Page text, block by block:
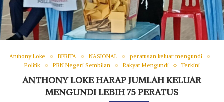
Anthony Loke BERITA NASIONAL
peratusan keluar mengundi
Politik
PRN Negeri Sembilan Rakyat Mengundi Terkini
ANTHONY LOKE HARAP JUMLAH KELUAR
MENGUNDI LEBIH 75 PERATUS